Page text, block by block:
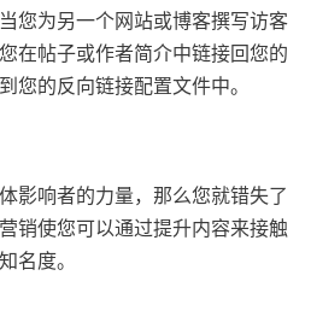
当您为另一个网站或博客撰写访客
在帖子或作者简介中链接回您的
您的反向链接配置文件中。
影响者的力量，那么您就错失了
销使您可以通过提升内容来接触
名度。